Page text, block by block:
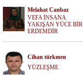
Melahat Canbaz
VEFA İNSANA
YAKIŞAN YÜCE BİR
ERDEMDİR
Cihan türkmen
YÜZLEŞME